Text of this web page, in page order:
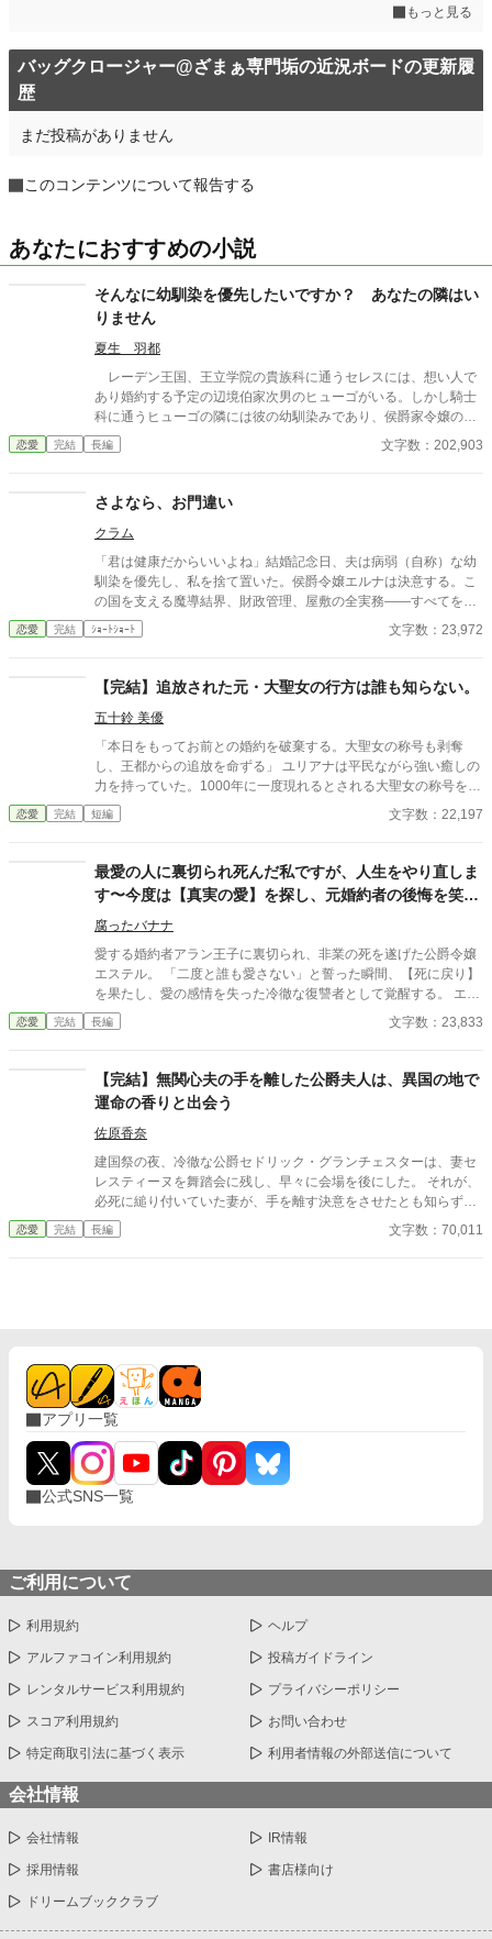
もっと見る
バッグクロージャー@ざまぁ専門垢の近況ボードの更新履
歴
まだ投稿がありません
このコンテンツについて報告する
あなたにおすすめの小説
そんなに幼馴染を優先したいですか？ あなたの隣はい
りません
夏生 羽都
レーデン王国、王立学院の貴族科に通うセレスには、想い人で
あり婚約する予定の辺境伯家次男のヒューゴがいる。しかし騎士
科に通うヒューゴの隣には彼の幼馴染みであり、侯爵家令嬢のニ
ーナがいつもいるのだった。 子爵家に後見をしてもらう事で学
院へ通っているセレスは、高位貴族であるニーナとヒューゴに強
た。 ヒューゴとの交流会の日、セレスはヒューゴと観るために
両親が送ってくれた歌劇のチケットを用意していたのだが、ヒュ
ーゴに付いてきたニーナにチケットを強請られてしまう。 「ニー
ナに譲ってくれないか？」ヒューゴのひと事でチケットを譲る事
になり、帰りの馬車がないセレスは徒歩で帰る事になる。日が落
ちかける街の中を歩くセレスは、帰り道が分からずに迷子になっ
帝国からの留学生でセレスと同じクラスのアルウィンだった。 ※
す。 ※感想はありがたく拝読させていただいていますが、公開す
べきではないと作者が判断いたしました感想につきましては却下
恋愛 完結 長編 文字数：202,903
さよなら、お門違い
クラム
「君は健康だからいいよね」結婚記念日、夫は病弱（自称）な幼
馴染を優先し、私を捨て置いた。侯爵令嬢エルナは決意する。こ
の国を支える魔導結界、財政管理、屋敷の全実務――すべてを投
げ出し、私の価値を正しく評価する場所へ行くと。鍵を折った瞬
間、崩壊は始まった。今さら愛している？ お門違いも甚だしいで
恋愛 完結 ｼｮｰﾄｼｮｰﾄ 文字数：23,972
【完結】追放された元・大聖女の行方は誰も知らない。
五十鈴 美優
「本日をもってお前との婚約を破棄する。大聖女の称号も剥奪
し、王都からの追放を命ずる」 ユリアナは平民ながら強い癒しの
力を持っていた。1000年に一度現れるとされる大聖女の称号を得
て、婚約者となった王子リッドと共に魔物討伐に邁進する日々を
送っていた。 だがリッドはユリアナを休ませることなく働かせ、
つ上級魔物が、王国北部に襲来する。 ユリアナは全力を尽くした
ものの、多くの犠牲を出してしまった。 ユリアナはその責任を押
し付けられ、大聖女の称号を剥奪される。リッドからの婚約破棄
に加え、王都からの追放を命じられた。 それから一年。ユリアナ
はユーリと名を改め、顔を隠し、新たな職に就いていた。
恋愛 完結 短編 文字数：22,197
最愛の人に裏切られ死んだ私ですが、人生をやり直しま
す〜今度は【真実の愛】を探し、元婚約者の後悔を笑っ
て見届ける〜
腐ったバナナ
愛する婚約者アラン王子に裏切られ、非業の死を遂げた公爵令嬢
エステル。 「二度と誰も愛さない」と誓った瞬間、【死に戻り】
を果たし、愛の感情を失った冷徹な復讐者として覚醒する。 エス
テルの標的は、自分を裏切った元婚約者と仲間たち。彼女は未来
の知識を武器に、王国の影の支配者ノア宰相と接触。「私の知性
恋愛 完結 長編 文字数：23,833
【完結】無関心夫の手を離した公爵夫人は、異国の地で
運命の香りと出会う
佐原香奈
建国祭の夜、冷徹な公爵セドリック・グランチェスターは、妻セ
レスティーヌを舞踏会に残し、早々に会場を後にした。 それが、
必死に縋り付いていた妻が、手を離す決意をさせたとも知らず、
夜中まで仕事のことしか考えていなかった。 セドリックが帰宅す
ると、屋敷に残されていたのは、一通の離縁届と脱ぎ捨てられた
た公爵が目にしたのは、異国の貿易王の隣で、誰よりも自由に、
見たこともない笑顔で微笑む「他人」となった妻の姿だった。 誤
字、修正漏れ教えてくださってありがとうございます！
恋愛 完結 長編 文字数：70,011
アプリ一覧
公式SNS一覧
ご利用について
利用規約 ヘルプ
アルファコイン利用規約 投稿ガイドライン
レンタルサービス利用規約 プライバシーポリシー
スコア利用規約 お問い合わせ
特定商取引法に基づく表示 利用者情報の外部送信について
会社情報
会社情報 IR情報
採用情報 書店様向け
ドリームブッククラブ